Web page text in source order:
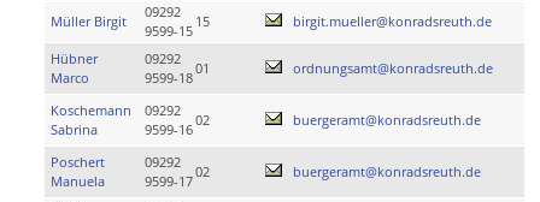
Müller Birgit
09292
9599-15
15 birgit.mueller@konradsreuth.de
Hübner
Marco
09292
9599-18
01 ordnungsamt@konradsreuth.de
Koschemann
Sabrina
09292
9599-16
02 buergeramt@konradsreuth.de
Poschert
Manuela
09292
9599-17
02 buergeramt@konradsreuth.de